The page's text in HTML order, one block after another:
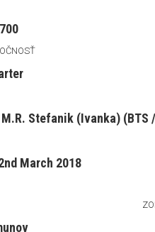
Stefanik (Ivanka) (BTS
March 2018